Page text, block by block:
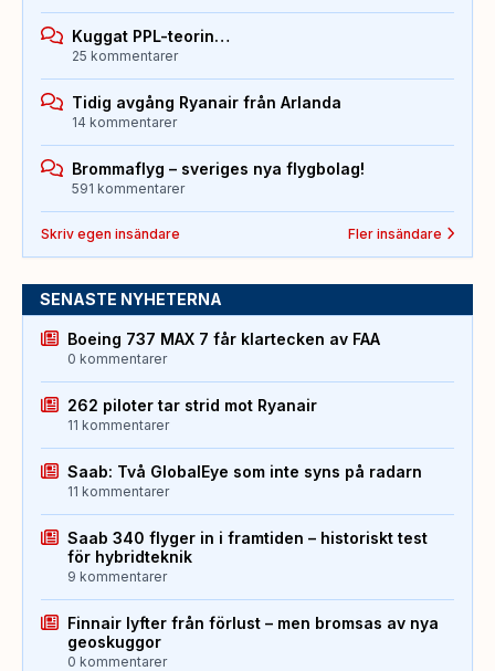
Kuggat PPL-teorin…
25 kommentarer
Tidig avgång Ryanair från Arlanda
14 kommentarer
Brommaflyg – sveriges nya flygbolag!
591 kommentarer
Skriv egen insändare Fler insändare
SENASTE NYHETERNA
Boeing 737 MAX 7 får klartecken av FAA
0 kommentarer
262 piloter tar strid mot Ryanair
11 kommentarer
Saab: Två GlobalEye som inte syns på radarn
11 kommentarer
Saab 340 flyger in i framtiden – historiskt test
för hybridteknik
9 kommentarer
Finnair lyfter från förlust – men bromsas av nya
geoskuggor
0 kommentarer